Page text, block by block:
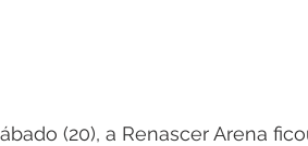
(20), a Renascer Arena